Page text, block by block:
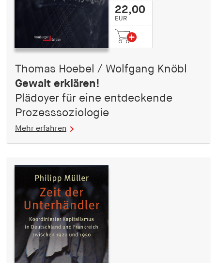
22,00
EUR
Thomas Hoebel / Wolfgang Knöbl
Gewalt erklären!
Plädoyer für eine entdeckende
Prozesssoziologie
Mehr erfahren